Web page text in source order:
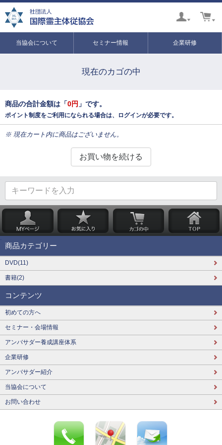
当協会について セミナー情報 企業研修
現在のカゴの中
商品の合計金額は「0円 」です。
ポイント制度をご利用になられる場合は、ログインが必要です。
※ 現在カート内に商品はございません。
お買い物を続ける
商品カテゴリー
DVD(11)
書籍(2)
コンテンツ
初めての方へ
セミナー・会場情報
アンバサダー養成講座体系
企業研修
アンバサダー紹介
当協会について
お問い合わせ